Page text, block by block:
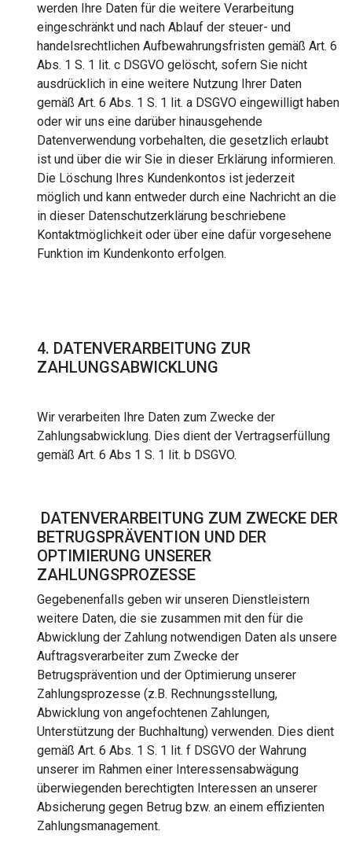
werden Ihre Daten für die weitere Verarbeitung
eingeschränkt und nach Ablauf der steuer- und
handelsrechtlichen Aufbewahrungsfristen gemäß Art. 6
Abs. 1 S. 1 lit. c DSGVO gelöscht, sofern Sie nicht
ausdrücklich in eine weitere Nutzung Ihrer Daten
gemäß Art. 6 Abs. 1 S. 1 lit. a DSGVO eingewilligt haben
oder wir uns eine darüber hinausgehende
Datenverwendung vorbehalten, die gesetzlich erlaubt
ist und über die wir Sie in dieser Erklärung informieren.
Die Löschung Ihres Kundenkontos ist jederzeit
möglich und kann entweder durch eine Nachricht an die
in dieser Datenschutzerklärung beschriebene
Kontaktmöglichkeit oder über eine dafür vorgesehene
Funktion im Kundenkonto erfolgen.
4. DATENVERARBEITUNG ZUR
ZAHLUNGSABWICKLUNG
Wir verarbeiten Ihre Daten zum Zwecke der
Zahlungsabwicklung. Dies dient der Vertragserfüllung
gemäß Art. 6 Abs 1 S. 1 lit. b DSGVO.
DATENVERARBEITUNG ZUM ZWECKE DER
BETRUGSPRÄVENTION UND DER
OPTIMIERUNG UNSERER
ZAHLUNGSPROZESSE
Gegebenenfalls geben wir unseren Dienstleistern
weitere Daten, die sie zusammen mit den für die
Abwicklung der Zahlung notwendigen Daten als unsere
Auftragsverarbeiter zum Zwecke der
Betrugsprävention und der Optimierung unserer
Zahlungsprozesse (z.B. Rechnungsstellung,
Abwicklung von angefochtenen Zahlungen,
Unterstützung der Buchhaltung) verwenden. Dies dient
gemäß Art. 6 Abs. 1 S. 1 lit. f DSGVO der Wahrung
unserer im Rahmen einer Interessensabwägung
überwiegenden berechtigten Interessen an unserer
Absicherung gegen Betrug bzw. an einem effizienten
Zahlungsmanagement.